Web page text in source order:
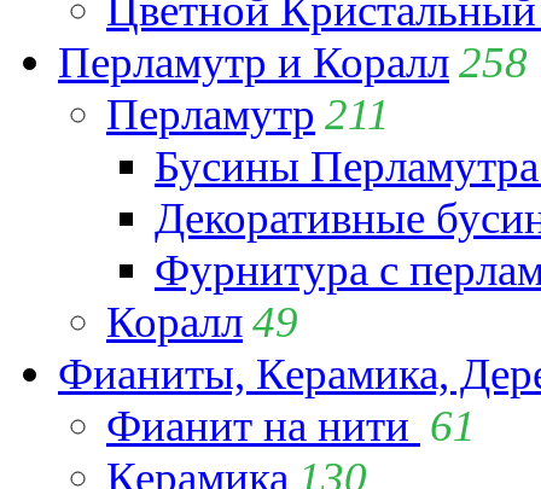
Перламутр и Коралл258
Перламутр 211
Бусины
Декоративные
Фурнитура с
Коралл49
Фианиты, Керамика,
Фианит на нити 61
Керамика 130